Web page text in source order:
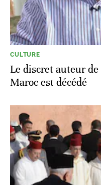
CULTURE
Le discret auteur
Maroc est décédé